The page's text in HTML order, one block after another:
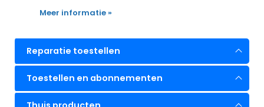
Meer informatie »
Reparatie toestellen
Toestellen en abonnementen